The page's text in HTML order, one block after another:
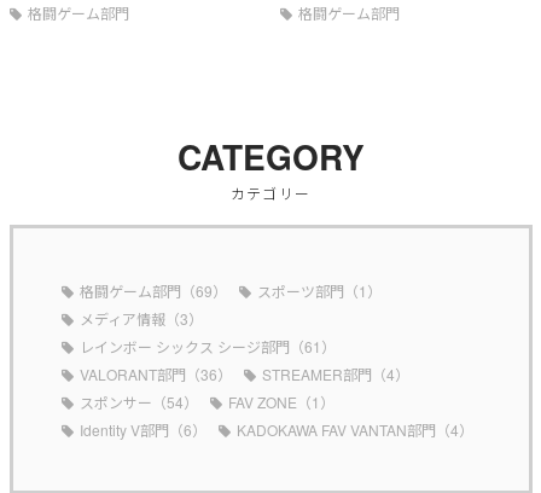
格闘ゲーム部門 格闘ゲーム部門
CATEGORY
カテゴリー
格闘ゲーム部門（69）
スポーツ部門（1）
メディア情報（3）
レインボー シックス シージ部門（61）
VALORANT部門（36）
STREAMER部門（4）
スポンサー（54）
FAV ZONE（1）
Identity V部門（6）
KADOKAWA FAV VANTAN部門（4）